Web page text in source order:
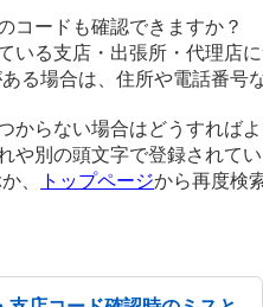
コードも確認できますか？
いる支店・出張所・代理店
る場合は、住所や電話番号
からない場合はどうすれば
や別の頭文字で登録されて
、
トップページから再度検